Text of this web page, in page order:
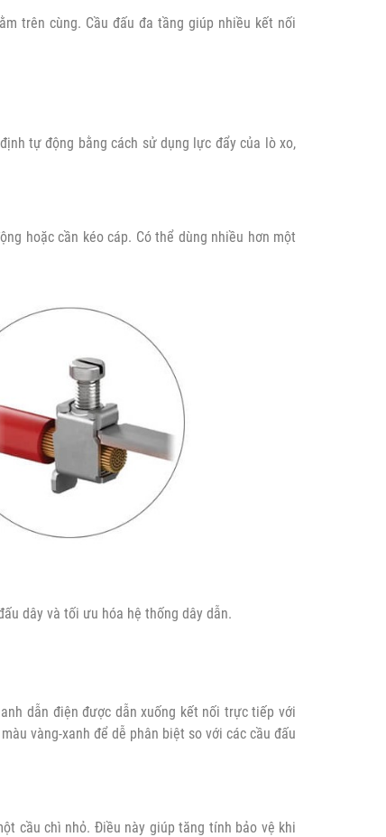
trên cùng. Cầu đấu đa tầng giúp nhiều kết nối
tự động bằng cách sử dụng lực đẩy của lò xo,
hoặc cần kéo cáp. Có thể dùng nhiều hơn một
dây và tối ưu hóa hệ thống dây dẫn.
dẫn điện được dẫn xuống kết nối trực tiếp với
vàng-xanh để dễ phân biệt so với các cầu đấu
cầu chì nhỏ. Điều này giúp tăng tính bảo vệ khi